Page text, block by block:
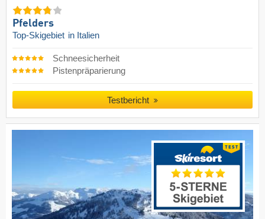
Pfelders
Top-Skigebiet in Italien
Schneesicherheit
Pistenpräparierung
Testbericht